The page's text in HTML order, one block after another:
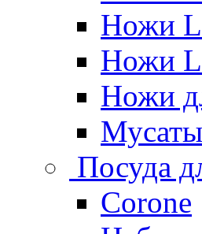
Ножи
Ножи
Ножи
Посуда
Corone